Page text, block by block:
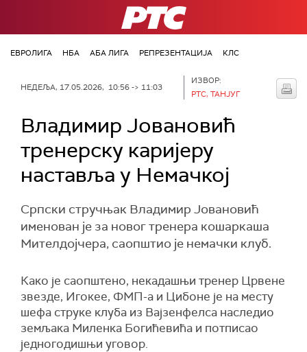
РТС
ЕВРОЛИГА НБА АБА ЛИГА РЕПРЕЗЕНТАЦИЈА КЛС
НЕДЕЉА, 17.05.2026, 10:56 -> 11:03
ИЗВОР:
РТС, ТАНЈУГ
Владимир Јовановић
тренерску каријеру
наставља у Немачкој
Српски стручњак Владимир Јовановић
именован је за новог тренера кошаркаша
Мителдојчера, саопштио је немачки клуб.
Како је саопштено, некадашњи тренер Црвене
звезде, Игокее, ФМП-а и Цибоне је на месту
шефа струке клуба из Вајзенфелса наследио
земљака Миленка Богићевића и потписао
једногодишњи уговор.